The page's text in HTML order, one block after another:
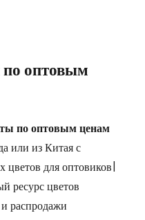
по оптовым
по оптовым ценам
или из Китая с
цветов для оптовиков|
ресурс цветов
распродажи